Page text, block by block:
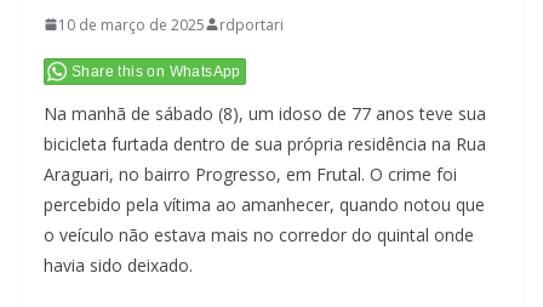
10 de março de 2025 rdportari
Share this on WhatsApp
Na manhã de sábado (8), um idoso de 77 anos teve sua
bicicleta furtada dentro de sua própria residência na Rua
Araguari, no bairro Progresso, em Frutal. O crime foi
percebido pela vítima ao amanhecer, quando notou que
o veículo não estava mais no corredor do quintal onde
havia sido deixado.